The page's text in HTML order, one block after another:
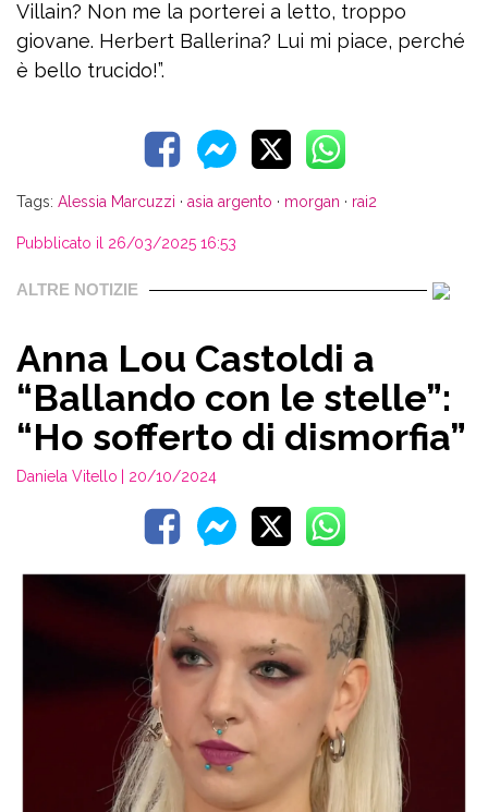
Villain? Non me la porterei a letto, troppo
giovane. Herbert Ballerina? Lui mi piace, perché
è bello trucido!”.
Tags: Alessia Marcuzzi · asia argento · morgan · rai2
Pubblicato il 26/03/2025 16:53
ALTRE NOTIZIE
Anna Lou Castoldi a
“Ballando con le stelle”:
“Ho sofferto di dismorfia”
Daniela Vitello | 20/10/2024